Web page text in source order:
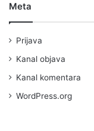
Meta
Prijava
Kanal objava
Kanal komentara
WordPress.org